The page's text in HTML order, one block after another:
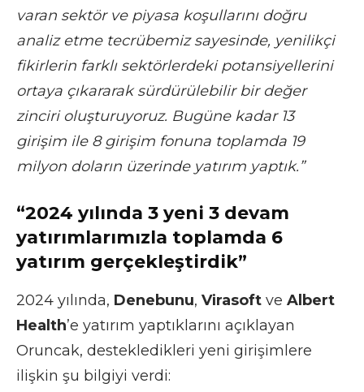
varan sektör ve piyasa koşullarını doğru
analiz etme tecrübemiz sayesinde, yenilikçi
fikirlerin farklı sektörlerdeki potansiyellerini
ortaya çıkararak sürdürülebilir bir değer
zinciri oluşturuyoruz. Bugüne kadar 13
girişim ile 8 girişim fonuna toplamda 19
milyon doların üzerinde yatırım yaptık.”
“2024 yılında 3 yeni 3 devam
yatırımlarımızla toplamda 6
yatırım gerçekleştirdik”
2024 yılında, Denebunu, Virasoft ve Albert
Health’e yatırım yaptıklarını açıklayan
Oruncak, destekledikleri yeni girişimlere
ilişkin şu bilgiyi verdi: